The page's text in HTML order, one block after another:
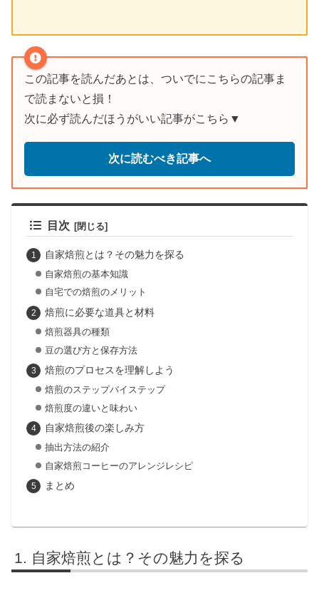
この記事を読んだあとは、ついでにこちらの記事ま
で読まないと損！
次に必ず読んだほうがいい記事がこちら▼
次に読むべき記事へ
目次
自家焙煎とは？その魅力を探る
自家焙煎の基本知識
自宅での焙煎のメリット
焙煎に必要な道具と材料
焙煎器具の種類
豆の選び方と保存方法
焙煎のプロセスを理解しよう
焙煎のステップバイステップ
焙煎度の違いと味わい
自家焙煎後の楽しみ方
抽出方法の紹介
自家焙煎コーヒーのアレンジレシピ
まとめ
自家焙煎とは？その魅力を探る